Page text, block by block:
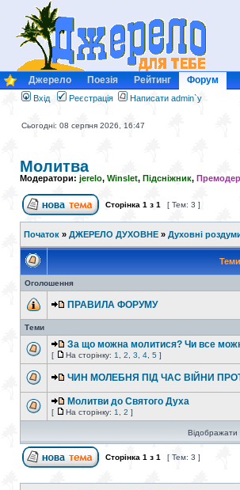
Джерело Поезія Рейтинг Форум
Вхід Реєстрація Написати admin`у
Сьогодні: 08 серпня 2026, 16:47
Молитва
Модератори: jerelo, Winslet, Підсніжник,
Сторінка 1 з 1 [ Тем: 3 ]
Початок » ДЖЕРЕЛО ДУХОВНЕ » Духовні
Теми
Оголошення
ПРАВИЛА ФОРУМУ
Теми
За що можна молитися? Чи все
[ На сторінку: 1 2 3 4 5 ]
ЧИН МОЛЕБНЯ ПIД ЧАС ВІЙНИ
Молитви до Святого Духа
[ На сторінку: 1 2 ]
Відображати
Сторінка 1 з 1 [ Тем: 3 ]